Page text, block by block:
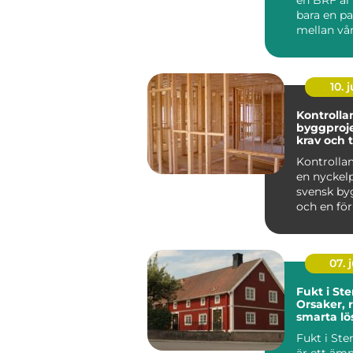
bara en
mellan
10.
byggprojekt
krav och
en
svensk
och en
07.
Fukt i
Orsaker,
smarta
Fukt i